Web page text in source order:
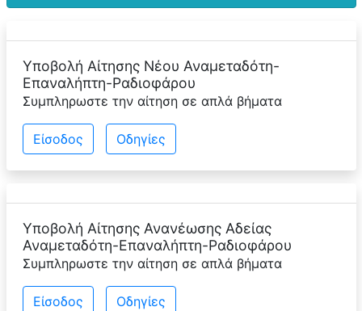
Υποβολή Αίτησης Νέου Αναμεταδότη-
Επαναλήπτη-Ραδιοφάρου
Συμπληρωστε την αίτηση σε απλά βήματα
Eίσοδος Οδηγίες
Υποβολή Αίτησης Ανανέωσης Αδείας
Αναμεταδότη-Επαναλήπτη-Ραδιοφάρου
Συμπληρωστε την αίτηση σε απλά βήματα
Eίσοδος Οδηγίες